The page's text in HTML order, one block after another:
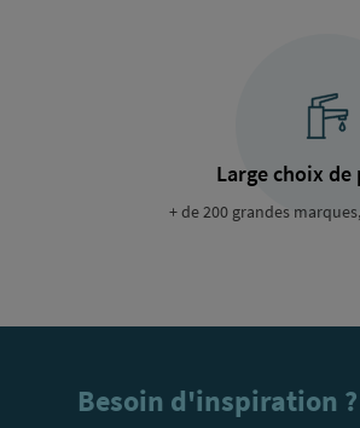
Large choix
+ de 200 grandes
Besoin d'inspiration ?